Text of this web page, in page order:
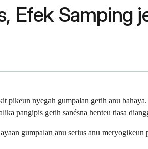
Efek Samping
nyegah gumpalan getih anu
pangipis getih sanésna henteu tiasa
gumpalan anu serius anu